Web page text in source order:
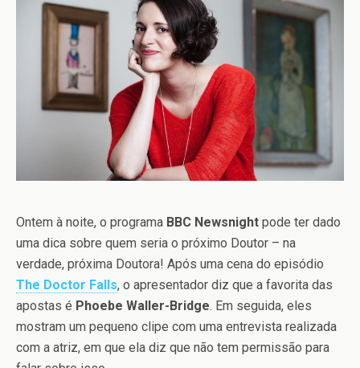
Ontem à noite, o programa BBC Newsnight pode ter dado
uma dica sobre quem seria o próximo Doutor – na
verdade, próxima Doutora! Após uma cena do episódio
The Doctor Falls, o apresentador diz que a favorita das
apostas é Phoebe Waller-Bridge. Em seguida, eles
mostram um pequeno clipe com uma entrevista realizada
com a atriz, em que ela diz que não tem permissão para